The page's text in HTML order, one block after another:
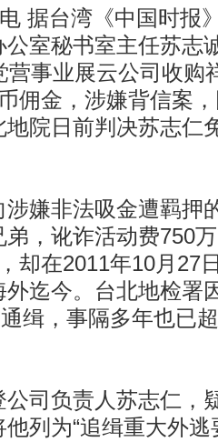
台湾《中国时报
室秘书室主任苏志
营事业展云公司收购
佣金，涉嫌背信案
院日前判决苏志仁
非法吸金遭羁押的
，讹诈活动费750
却在2011年10月27
迄今。台北地检署
缉，事隔多年也已
负责人苏志仁，
列为“追缉重大外逃